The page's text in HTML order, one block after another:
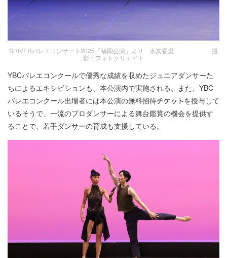
SHIVERバレエコンサート2025「福岡公演」より 水友香里 撮
影：フォトクリエイト
YBCバレエコンクールで優秀な成績を収めたジュニアダンサーた
ちによるエキシビションも、本公演内で実施される。また、YBC
バレエコンクール出場者には本公演の無料招待
を授与して
いるそうで、一流のプロダンサーによる舞台鑑賞の機会を提供す
ることで、若手ダンサーの育成も支援している。